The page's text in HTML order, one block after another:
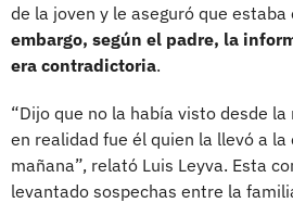
de la joven y le aseguró que estaba
embargo, según el padre, la
era contradictoria.
“Dijo que no la había visto desde
en realidad fue él quien la llevó a
mañana”, relató Luis Leyva. Esta
levantado sospechas entre la